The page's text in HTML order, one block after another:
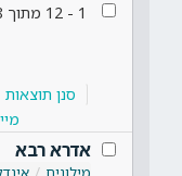
1
-
12 מתוך
סנן תוצאות
אדרא רבא